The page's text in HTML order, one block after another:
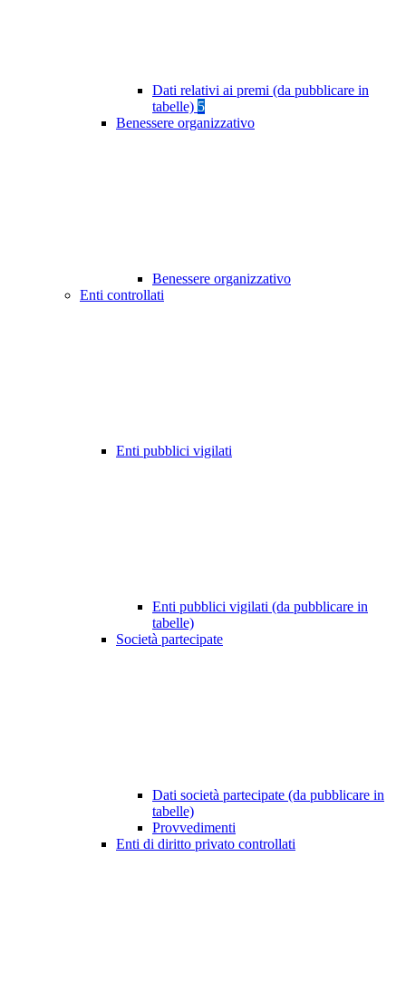
Dati relativi ai premi (da pubblicare in
tabelle) 5
Benessere organizzativo
Benessere organizzativo
Enti controllati
Enti pubblici vigilati
Enti pubblici vigilati (da pubblicare in
tabelle)
Società partecipate
Dati società partecipate (da pubblicare in
tabelle)
Provvedimenti
Enti di diritto privato controllati